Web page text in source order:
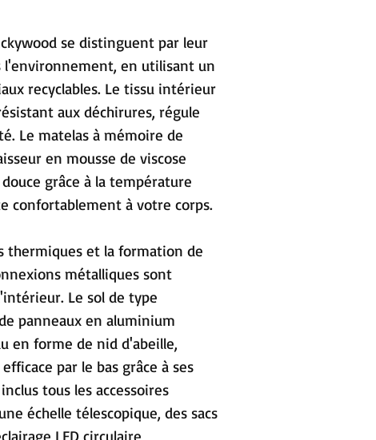
se distinguent par leur
l'environnement, en utilisant un
recyclables. Le tissu intérieur
aux déchirures, régule
Le matelas à mémoire de
en mousse de viscose
grâce à la température
confortablement à votre corps.
thermiques et la formation de
métalliques sont
Le sol de type
panneaux en aluminium
en forme de nid d'abeille,
par le bas grâce à ses
tous les accessoires
échelle télescopique, des sacs